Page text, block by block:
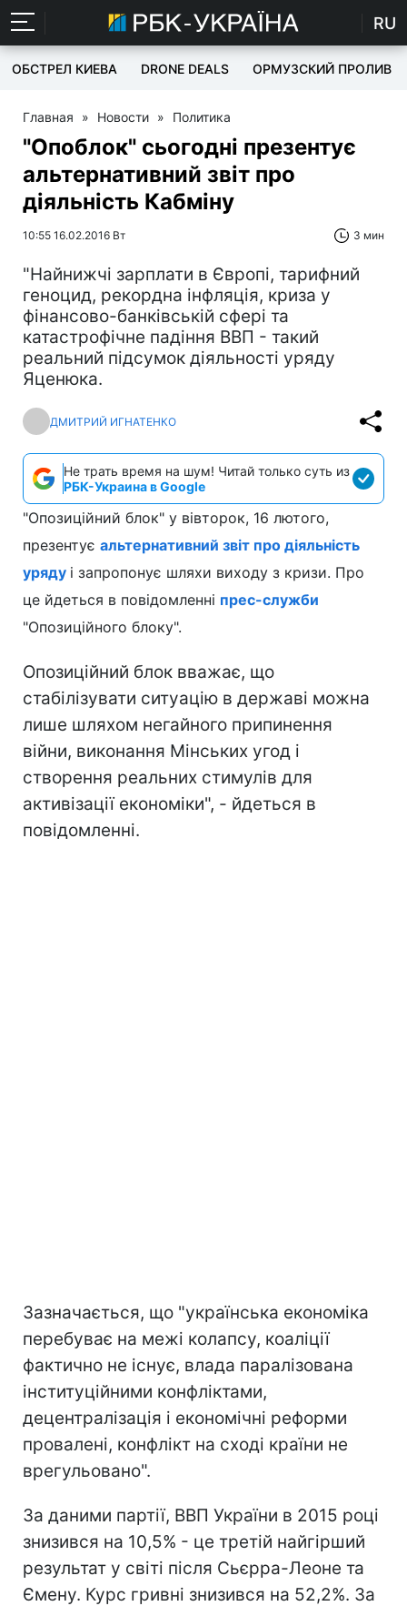
RU
ОБСТРЕЛ КИЕВА DRONE DEALS ОРМУЗСКИЙ ПРОЛИВ
Главная » Новости » Политика
"Опоблок" сьогодні презентує
альтернативний звіт про
діяльність Кабміну
10:55 16.02.2016 Вт 3 мин
"Найнижчі зарплати в Європі, тарифний
геноцид, рекордна інфляція, криза у
фінансово-банківській сфері та
катастрофічне падіння ВВП - такий
реальний підсумок діяльності уряду
Яценюка.
ДМИТРИЙ ИГНАТЕНКО
Не трать время на шум! Читай только суть из
РБК-Украина в Google
"Опозиційний блок" у вівторок, 16 лютого,
презентує альтернативний звіт про діяльність
уряду і запропонує шляхи виходу з кризи. Про
це йдеться в повідомленні прес-служби
"Опозиційного блоку".
Опозиційний блок вважає, що
стабілізувати ситуацію в державі можна
лише шляхом негайного припинення
війни, виконання Мінських угод і
створення реальних стимулів для
активізації економіки", - йдеться в
повідомленні.
Зазначається, що "українська економіка
перебуває на межі колапсу, коаліції
фактично не існує, влада паралізована
інституційними конфліктами,
децентралізація і економічні реформи
провалені, конфлікт на сході країни не
врегульовано".
За даними партії, ВВП України в 2015 році
знизився на 10,5% - це третій найгірший
результат у світі після Сьєрра-Леоне та
Ємену. Курс гривні знизився на 52,2%. За